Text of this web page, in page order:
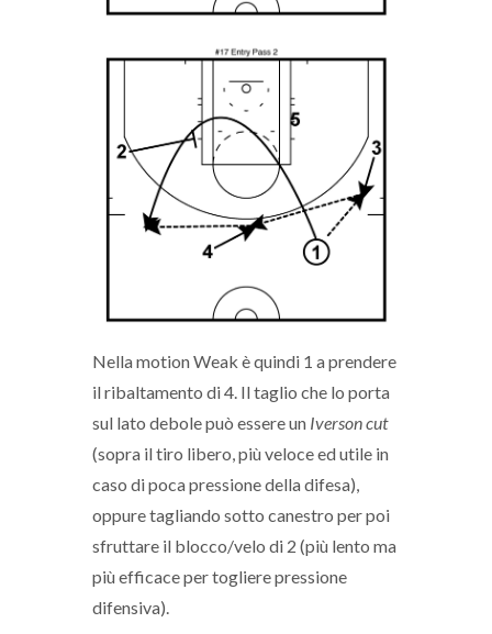
Nella motion Weak è quindi 1 a prendere
il ribaltamento di 4. Il taglio che lo porta
sul lato debole può essere un Iverson cut
(sopra il tiro libero, più veloce ed utile in
caso di poca pressione della difesa),
oppure tagliando sotto canestro per poi
sfruttare il blocco/velo di 2 (più lento ma
più efficace per togliere pressione
difensiva).